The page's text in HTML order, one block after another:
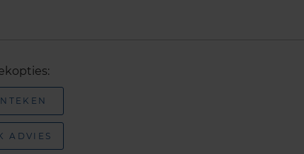
ADVIES